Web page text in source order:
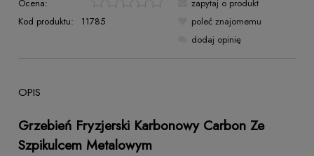
Ocena:
Kod produktu:
11785
zapytaj o produkt
poleć znajomemu
dodaj opinię
OPIS
Grzebień Fryzjerski Karbonowy Carbon Ze
Szpikulcem Metalowym